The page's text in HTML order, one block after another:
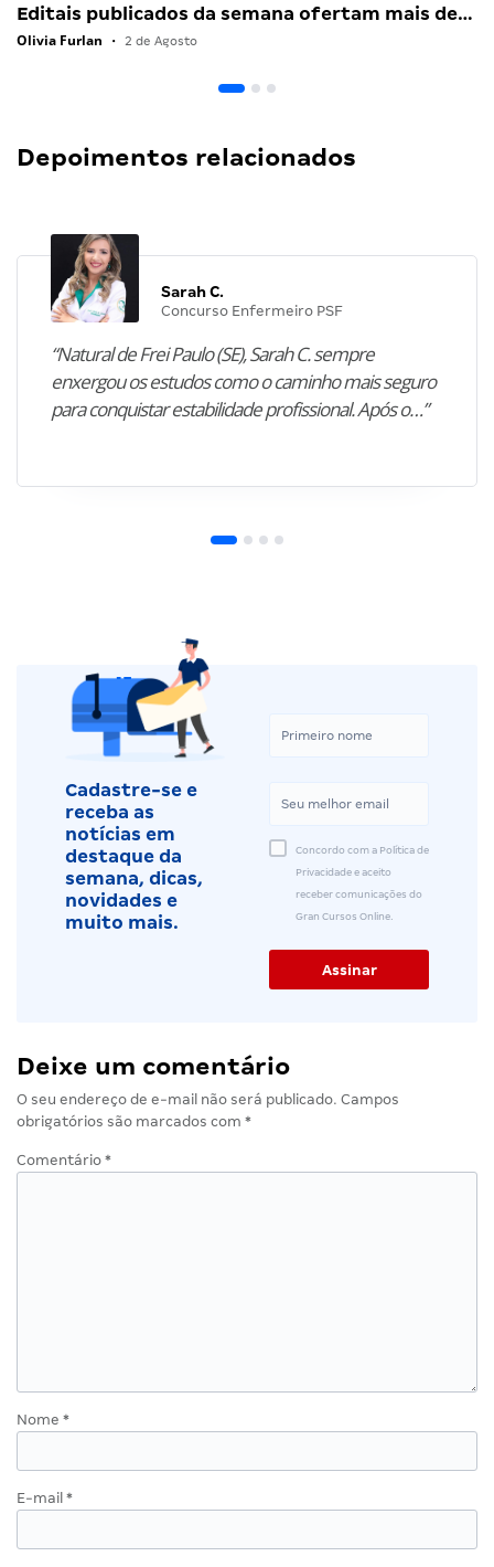
Editais publicados da semana ofertam mais de…
Olivia Furlan • 2 de Agosto
Depoimentos relacionados
Sarah C.
Concurso Enfermeiro PSF
“Natural de Frei Paulo (SE), Sarah C. sempre
enxergou os estudos como o caminho mais seguro
para conquistar estabilidade profissional. Após o…”
Cadastre-se e
receba as
notícias em
destaque da
semana, dicas,
novidades e
muito mais.
Concordo com a Política de
Privacidade e aceito
receber comunicações do
Gran Cursos Online.
Deixe um comentário
O seu endereço de e-mail não será publicado. Campos
obrigatórios são marcados com *
Comentário *
Nome *
E-mail *